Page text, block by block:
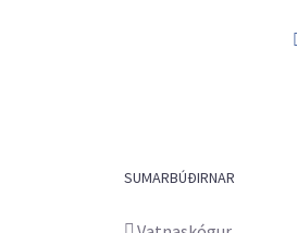
SUMARBÚÐIRNAR